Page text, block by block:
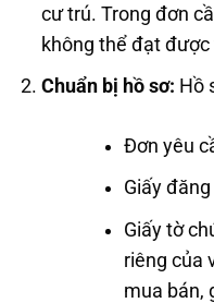
cư trú. Trong đơn
không thể đạt
Chuẩn bị hồ sơ: Hồ
Đơn yêu
Giấy
Giấy tờ
riêng của
mua bán,